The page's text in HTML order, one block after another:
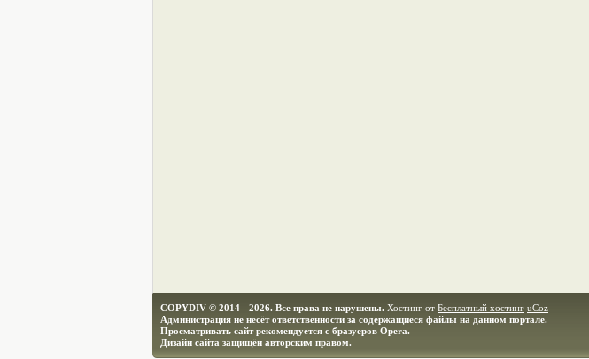
COPYDIV © 2014 - 2026. Все права не нарушены. Хостинг от Бесплатный хостинг uCoz
Администрация не несёт ответственности за содержащиеся файлы на данном портале.
Просматривать сайт рекомендуется с бразуеров Opera.
Дизайн сайта защищён авторским правом.